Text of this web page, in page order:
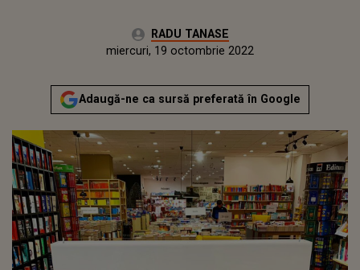
Autor:RADU TANASE
marți, 19 octombrie 2021
Actualizat:
miercuri, 19 octombrie 2022
Adaugă-ne ca sursă preferată în Google